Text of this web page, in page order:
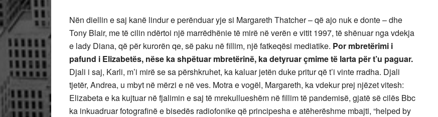
Nën diellin e saj kanë lindur e perënduar yje si Margareth Thatcher – që ajo nuk e donte – dhe
Tony Blair, me të cilin ndërtoi një marrëdhënie të mirë në verën e vitit 1997, të shënuar nga vdekja
e lady Diana, që për kurorën qe, së paku në fillim, një fatkeqësi mediatike. Por mbretërimi i
pafund i Elizabetës, nëse ka shpëtuar mbretërinë, ka detyruar çmime të larta për t’u paguar.
Djali i saj, Karli, m’i mirë se sapërshkruhet, ka kaluar jetën duke pritur që t’i vinte rradha. Djali
tjetër, Andrea, u mbyt në mërzi e në ves. Motra e vogël, Margareth, ka vdekur prej njëzet vitesh:
Elizabeta e ka kujtuar në fjalimin e saj të mrekullueshëm në fillim të pandemisë, gjatë së cilës Bbc
ka inkuadruar fotografinë e bisedës radiofonike që principesha e atëherëshme mbajti, “helped by